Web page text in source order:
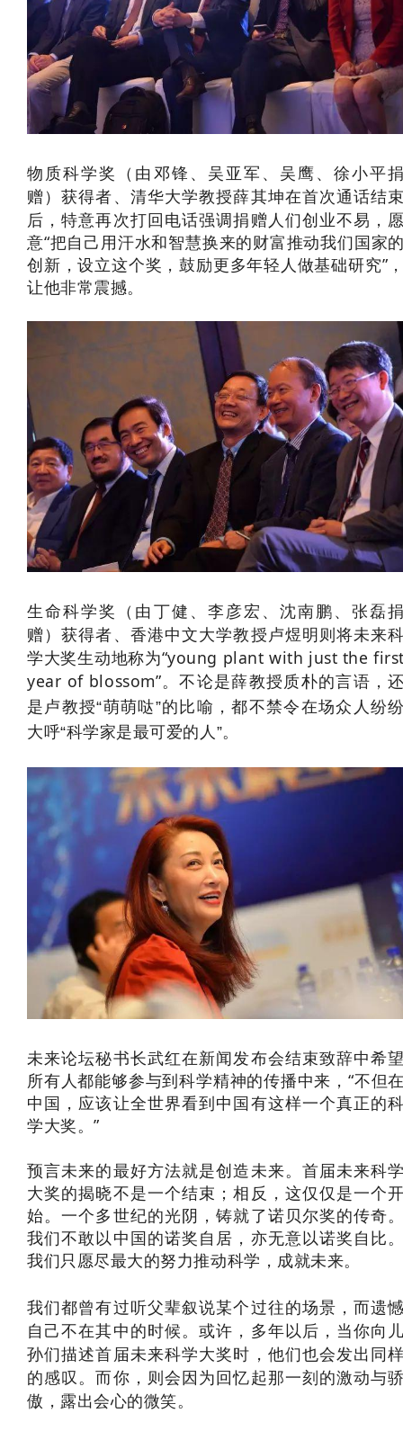
物质科学奖（由 邓锋、吴亚军、吴鹰、徐小平
赠 ）获得者、清华大学教授薛其坤在首次通话结
后，特意再次打回电话强调捐赠人们创业不易，
意“把自己用汗水和智慧换来的财富推动我们国家
创新，设立这个奖，鼓励更多年轻人做基础研究”
让他非常震撼。
生命科学奖（由 丁健、李彦宏、沈南鹏、张磊
赠 ）获得者、香港中文大学教授卢煜明则将未来
学大奖生动地称为“young plant with just the
year of blossom”。不论是薛教授质朴的言语，
是卢教授“萌萌哒”的比喻，都不禁令在场众人纷
大呼“科学家是最可爱的人”。
未来论坛秘书长武红在新闻发布会结束致辞中希
所有人都能够参与到科学精神的传播中来，“不但
中国，应该让全世界看到中国有这样一个真正的
学大奖。”
预言未来的最好方法就是创造未来。首届未来科
大奖的揭晓不是一个结束；相反，这仅仅是一个
始。一个多世纪的光阴，铸就了诺贝尔奖的传奇
我们不敢以中国的诺奖自居，亦无意以诺奖自比
我们只愿尽最大的努力推动科学，成就未来。
我们都曾有过听父辈叙说某个过往的场景，而遗
自己不在其中的时候。或许，多年以后，当你向
孙们描述首届未来科学大奖时，他们也会发出同
的感叹。而你，则会因为回忆起那一刻的激动与
傲，露出会心的微笑。